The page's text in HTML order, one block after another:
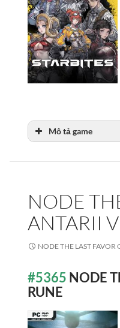
Mô tả game
NODE
ANTARII
NODE THE LAST
#5365 NODE
RUNE